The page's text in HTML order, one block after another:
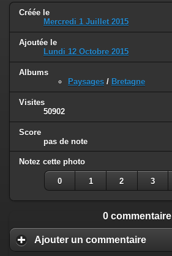
Créée le
Mercredi 1 Juillet 2015
Ajoutée le
Lundi 12 Octobre 2015
Albums
Paysages / Bretagne
Visites
50902
Score
pas de note
Notez cette photo
0 1 2 3
0 commentaire
Ajouter un commentaire